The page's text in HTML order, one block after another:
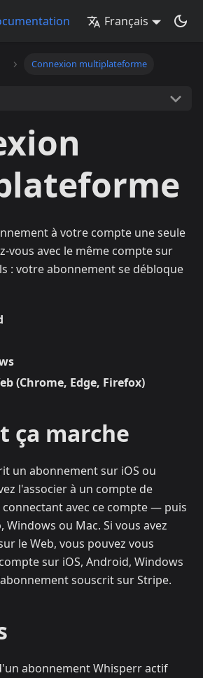
Français
Connexion multiplateforme
à votre compte une seule
vous avec le même compte sur
: votre abonnement se débloque
(Chrome, Edge, Firefox)
ça marche
un abonnement sur iOS ou
l'associer à un compte de
avec ce compte — puis
Windows ou Mac. Si vous avez
le Web, vous pouvez vous
sur iOS, Android, Windows
souscrit sur Stripe.
abonnement Whisperr actif